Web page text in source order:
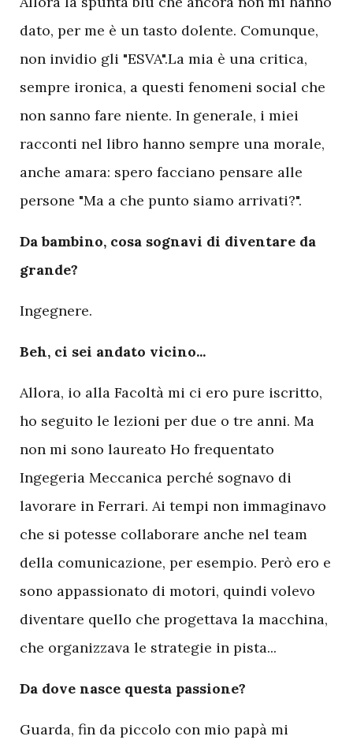
dato, per me è un tasto dolente. Comunque,
non invidio gli "ESVA".La mia è una critica,
sempre ironica, a questi fenomeni social che
non sanno fare niente. In generale, i miei
racconti nel libro hanno sempre una morale,
anche amara: spero facciano pensare alle
persone "Ma a che punto siamo arrivati?".
Da bambino, cosa sognavi di diventare da
grande?
Ingegnere.
Beh, ci sei andato vicino...
Allora, io alla Facoltà mi ci ero pure iscritto,
ho seguito le lezioni per due o tre anni. Ma
non mi sono laureato Ho frequentato
Ingegeria Meccanica perché sognavo di
lavorare in Ferrari. Ai tempi non immaginavo
che si potesse collaborare anche nel team
della comunicazione, per esempio. Però ero e
sono appassionato di motori, quindi volevo
diventare quello che progettava la macchina,
che organizzava le strategie in pista...
Da dove nasce questa passione?
Guarda, fin da piccolo con mio papà mi